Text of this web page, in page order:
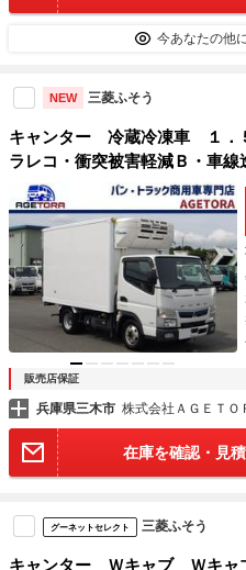
今あなたの他
NEW 三菱ふそう
キャンター 冷蔵冷凍車 １．
ラレコ・衝突被害軽減Ｂ・車
ＡＳＲ・ＨＩＤ・東プレＸＶ
０℃から３０℃・荷台寸法３０
４２７５ｋｇ
販売店保証
兵庫県三木市 株式会社ＡＧＥＴＯ
在庫を確認・見
グーネットセレクト 三菱ふそう
キャンター Ｗキャブ Ｗキ